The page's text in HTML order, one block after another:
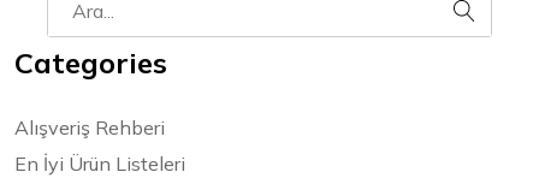
Categories
Alışveriş Rehberi
En İyi Ürün Listeleri